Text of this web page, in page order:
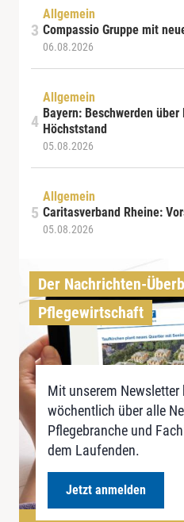
Allgemein
Compassio Gruppe mit
06.08.2026
Allgemein
Bayern: Beschwerden
Höchststand
05.08.2026
Allgemein
Caritasverband Rheine:
05.08.2026
Der Nachrichten-
Pflegewirtschaft
Mit unserem Newsletter
wöchentlich über alle
Pflegebranche und
dem Laufenden.
Jetzt anmelden